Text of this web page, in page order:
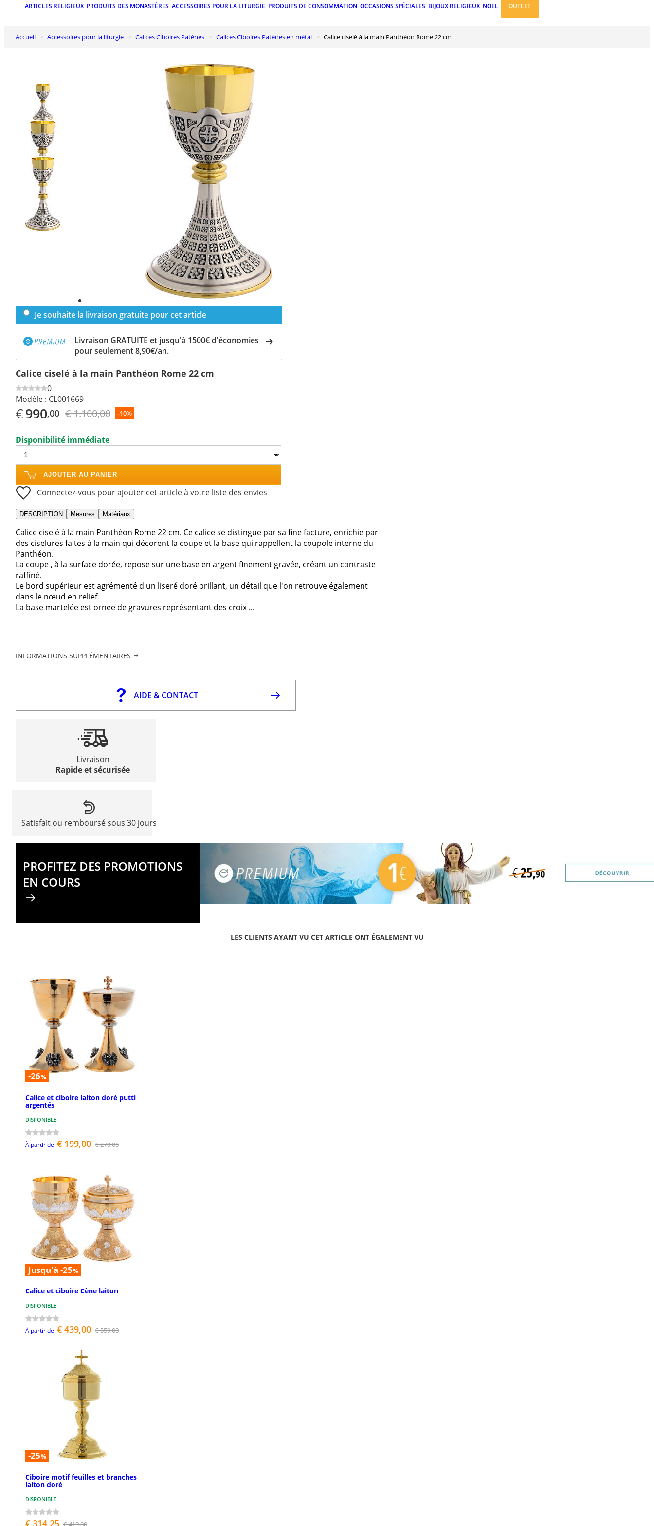
ARTICLES RELIGIEUX PRODUITS DES MONASTÈRES ACCESSOIRES POUR LA LITURGIE PRODUITS DE CONSOMMATION OCCASIONS SPÉCIALES BIJOUX RELIGIEUX NOËL OUTLET
Accueil Accessoires pour la liturgie Calices Ciboires Patènes Calices Ciboires Patènes en métal Calice ciselé à la main Panthéon Rome 22 cm
Je souhaite la livraison gratuite pour cet article
Livraison GRATUITE et jusqu'à 1500€ d'économies
pour seulement 8,90€/an.
Calice ciselé à la main Panthéon Rome 22 cm
0
Modèle : CL001669
€990,00 € 1.100,00 -10%
Disponibilité immédiate
AJOUTER AU PANIER
Connectez-vous pour ajouter cet article à votre liste des envies
DESCRIPTION Mesures Matériaux
Calice ciselé à la main Panthéon Rome 22 cm. Ce calice se distingue par sa fine facture, enrichie par
des ciselures faites à la main qui décorent la coupe et la base qui rappellent la coupole interne du
Panthéon.
La coupe , à la surface dorée, repose sur une base en argent finement gravée, créant un contraste
raffiné.
Le bord supérieur est agrémenté d'un liseré doré brillant, un détail que l'on retrouve également
dans le nœud en relief.
La base martelée est ornée de gravures représentant des croix ...
INFORMATIONS SUPPLÉMENTAIRES
AIDE & CONTACT
Livraison
Rapide et sécurisée
Satisfait ou remboursé sous 30 jours
PROFITEZ DES PROMOTIONS
EN COURS
LES CLIENTS AYANT VU CET ARTICLE ONT ÉGALEMENT VU
-26%
Calice et ciboire laiton doré putti
argentés
DISPONIBLE
À partir de € 199,00 € 270,00
Jusqu'à -25%
Calice et ciboire Cène laiton
DISPONIBLE
À partir de € 439,00 € 559,00
-25%
Ciboire motif feuilles et branches
laiton doré
DISPONIBLE
€ 314,25 € 419,00